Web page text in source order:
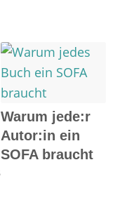
Warum jede:r
Autor:in ein
SOFA braucht